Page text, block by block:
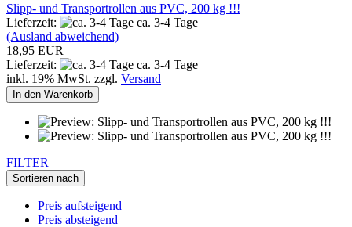
Slipp- und Transportrollen aus PVC, 200 kg !!!
Lieferzeit:
ca. 3-4 Tage
(Ausland abweichend)
18,95 EUR
Lieferzeit:
ca. 3-4 Tage
inkl. 19% MwSt. zzgl. Versand
In den Warenkorb
FILTER
Sortieren nach
Preis aufsteigend
Preis absteigend